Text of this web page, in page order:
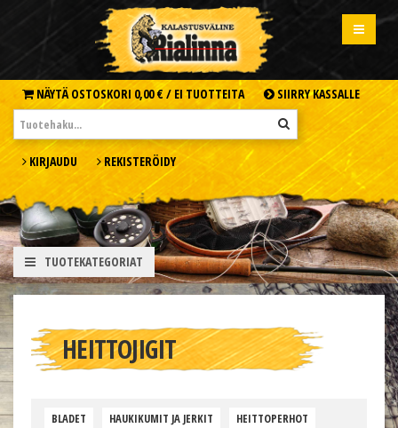
NÄYTÄ OSTOSKORI 0,00 € / EI TUOTTEITA SIIRRY KASSALLE
KIRJAUDU REKISTERÖIDY
TUOTEKATEGORIAT
HEITTOJIGIT
BLADET HAUKIKUMIT JA JERKIT HEITTOPERHOT